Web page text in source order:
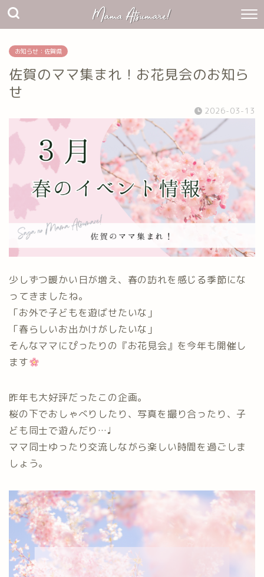
お知らせ：佐賀県
佐賀のママ集まれ！お花見会のお知ら
せ
2026-03-13
少しずつ暖かい日が増え、春の訪れを感じる季節にな
ってきましたね。
「お外で子どもを遊ばせたいな」
「春らしいお出かけがしたいな」
そんなママにぴったりの『お花見会』を今年も開催し
ます
昨年も大好評だったこの企画。
桜の下でおしゃべりしたり、写真を撮り合ったり、子
ども同士で遊んだり…♩
ママ同士ゆったり交流しながら楽しい時間を過ごしま
しょう。